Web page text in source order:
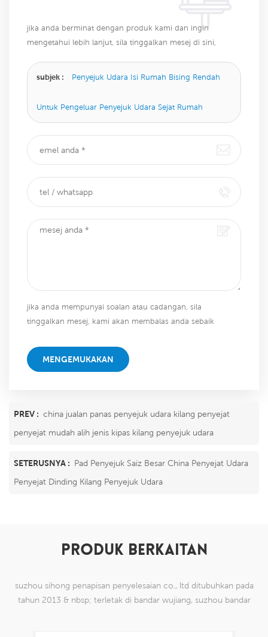
jika anda berminat dengan produk kami dan ingin
mengetahui lebih lanjut, sila tinggalkan mesej di sini,
subjek : Penyejuk Udara Isi Rumah Bising Rendah
Untuk Pengeluar Penyejuk Udara Sejat Rumah
jika anda mempunyai soalan atau cadangan, sila
tinggalkan mesej, kami akan membalas anda sebaik
MENGEMUKAKAN
PREV : china jualan panas penyejuk udara kilang penyejat
penyejat mudah alih jenis kipas kilang penyejuk udara
SETERUSNYA : Pad Penyejuk Saiz Besar China Penyejat Udara
Penyejat Dinding Kilang Penyejuk Udara
PRODUK BERKAITAN
suzhou sihong penapisan penyelesaian co., ltd ditubuhkan pada
tahun 2013 & nbsp; terletak di bandar wujiang, suzhou bandar